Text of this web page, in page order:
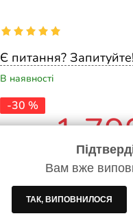
Є питання? Запитуйте!
В наявності
1
-30 %
В кошик
Вам вже
ТАК, ВИПОВНИЛОСЯ